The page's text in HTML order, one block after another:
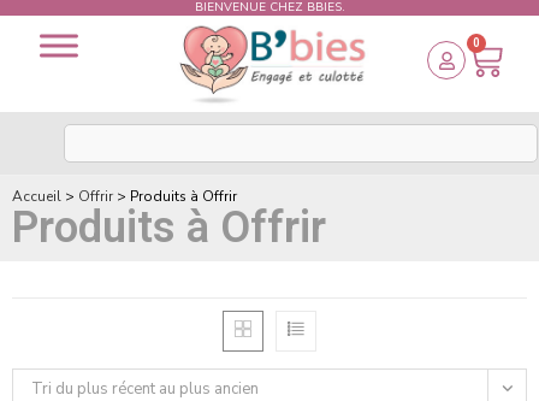
BIENVENUE CHEZ BBIES.
0
Accueil > Offrir > Produits à Offrir
Produits à Offrir
Tri du plus récent au plus ancien